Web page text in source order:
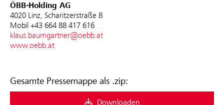
ÖBB-Holding AG
4020 Linz, Scharitzerstraße 8
Mobil +43 664 88 417 616
klaus.baumgartner@oebb.at
www.oebb.at
Gesamte Pressemappe als .zip:
Downloaden